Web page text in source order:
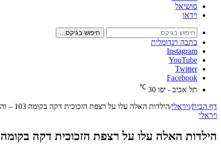
סושיאל
וידאו
חיפוש בגיקס...
כתבה רנדומלית
Instagram
YouTube
Twitter
Facebook
תל אביב - יפו 30
℃
דף הבית/ויראלי/הילדות האלה עלו על רצפת הזכוכית דקה בקומה 103 – והיא התחילה להיסדק, לא תאמינו איך זה נגמר >>
ויראלי
הילדות האלה עלו על רצפת הזכוכית דקה בקומה 103 – והיא התחילה להיסדק, לא תאמינו איך זה נגמר